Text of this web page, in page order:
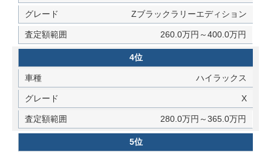
Zブラックラリーエディション
260.0万円～400.0万円
4位
ハイラックス
X
280.0万円～365.0万円
5位